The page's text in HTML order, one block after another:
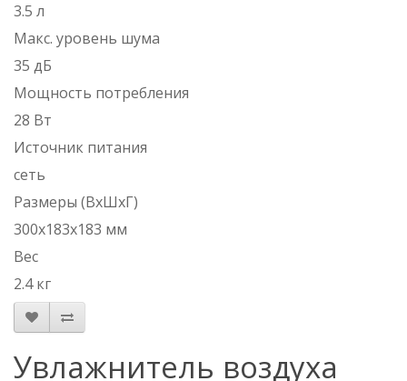
3.5 л
Макс. уровень шума
35 дБ
Мощность потребления
28 Вт
Источник питания
сеть
Размеры (ВхШхГ)
300x183x183 мм
Вес
2.4 кг
Увлажнитель воздуха